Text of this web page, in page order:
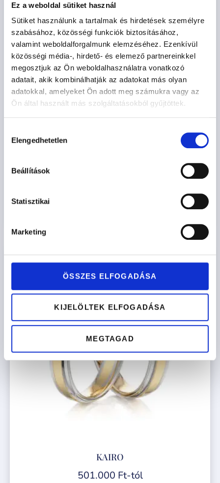
Ez a weboldal sütiket használ
Sütiket használunk a tartalmak és hirdetések személyre
szabásához, közösségi funkciók biztosításához,
valamint weboldalforgalmunk elemzéséhez. Ezenkívül
közösségi média-, hirdető- és elemező partnereinkkel
megosztjuk az Ön weboldalhasználatra vonatkozó
adatait, akik kombinálhatják az adatokat más olyan
adatokkal, amelyeket Ön adott meg számukra vagy az
Ön által használt más szolgáltatásokból gyűjtöttek.
kiválasztása
Elengedhetetlen
Beállítások
Statisztikai
Marketing
ÖSSZES ELFOGADÁSA
KIJELÖLTEK ELFOGADÁSA
MEGTAGAD
KAIRO
501.000 Ft-tól